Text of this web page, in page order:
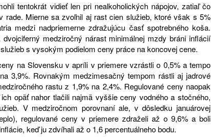
tentokrát vidieť len pri nealkoholických nápojov, zatiaľ čo
Mierne sa zvoľnil aj rast cien služieb, ktoré však s 5%
medzi nadpriemerne zdražujúcu časť spotrebného koša.
medziročný nárast minimálnej mzdy bráni inflácií
s vysokým podielom ceny práce na koncovej cene.
na Slovensku v apríli v priemere vzrástli o 0,5% a tempo
3,9%. Rovnakým medzimesačný tempom rástli aj jadrové
rastu z 1,9% na 2,4%. Regulované ceny naopak
opäť nahor tlačili najmä vyššie ceny vodného a stočného,
V medziročnom porovnaní ale, v dôsledku januárovej
regulované ceny v priemere zdraželi až o 9,6% a boli
keď ju zdvíhali až o 1,6 percentuálneho bodu.